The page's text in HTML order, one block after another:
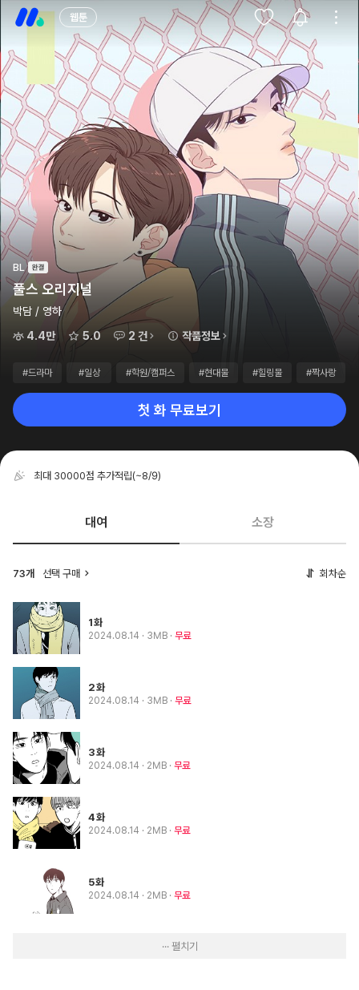
웹툰
BL
풀스 오리지널
박담 / 영하
4.4만
5.0 2 건 작품정보
#드라마 #일상 #학원/캠퍼스 #현대물 #힐링물 #짝사랑
첫 화 무료보기
최대 30000점 추가적립(~8/9)
대여 소장
73개 선택 구매 회차순
1화
2024.08.14 · 3MB 무료
2화
2024.08.14 · 3MB 무료
3화
2024.08.14 · 2MB 무료
4화
2024.08.14 · 2MB 무료
5화
2024.08.14 · 2MB 무료
··· 펼치기